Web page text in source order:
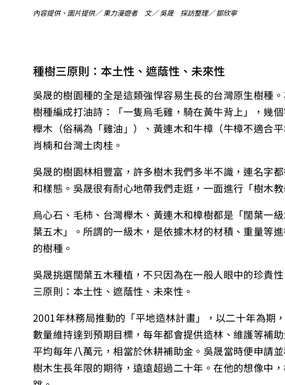
內容提供、圖片提供／ 果力漫遊者 文／ 吳晟 採訪整理／ 鄒欣寧
種樹三原則：本土性、遮蔭性、未來性
吳晟的樹園種的全是這類強悍容易生長的台灣原生樹種
樹種編成打油詩：「一隻烏毛雞，騎在黃牛背上」，幾
櫸木（俗稱為「雞油」）、黃連木和牛樟（牛樟不適合
肖楠和台灣土肉桂。
吳晟的樹園林相豐富，許多樹木我們多半不識，連名字
和樣態。吳晟很有耐心地帶我們走逛，一面進行「樹木
烏心石、毛柿、台灣櫸木、黃連木和樟樹都是「闊葉一
葉五木」。所謂的一級木，是依據木材的材積、重量等
的樹種。
吳晟挑選闊葉五木種植，不只因為在一般人眼中的珍貴
三原則：本土性、遮蔭性、未來性。
2001年林務局推動的「平地造林計畫」，以二十年為期
數量維持達到預期目標，每年都會提供造林、維護等補
平均每年八萬元，相當於休耕補助金。吳晟當時便申請
樹木生長年限的期待，遠遠超過二十年。在他的想像中